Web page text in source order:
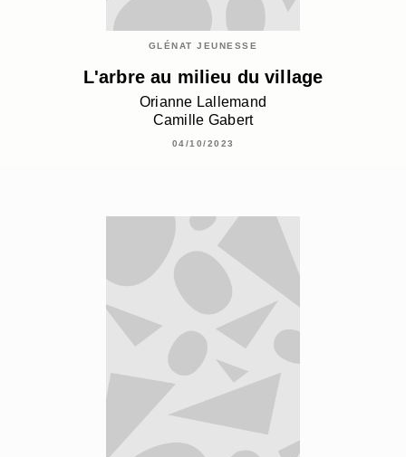
GLÉNAT JEUNESSE
L'arbre au milieu du village
Orianne Lallemand
Camille Gabert
04/10/2023